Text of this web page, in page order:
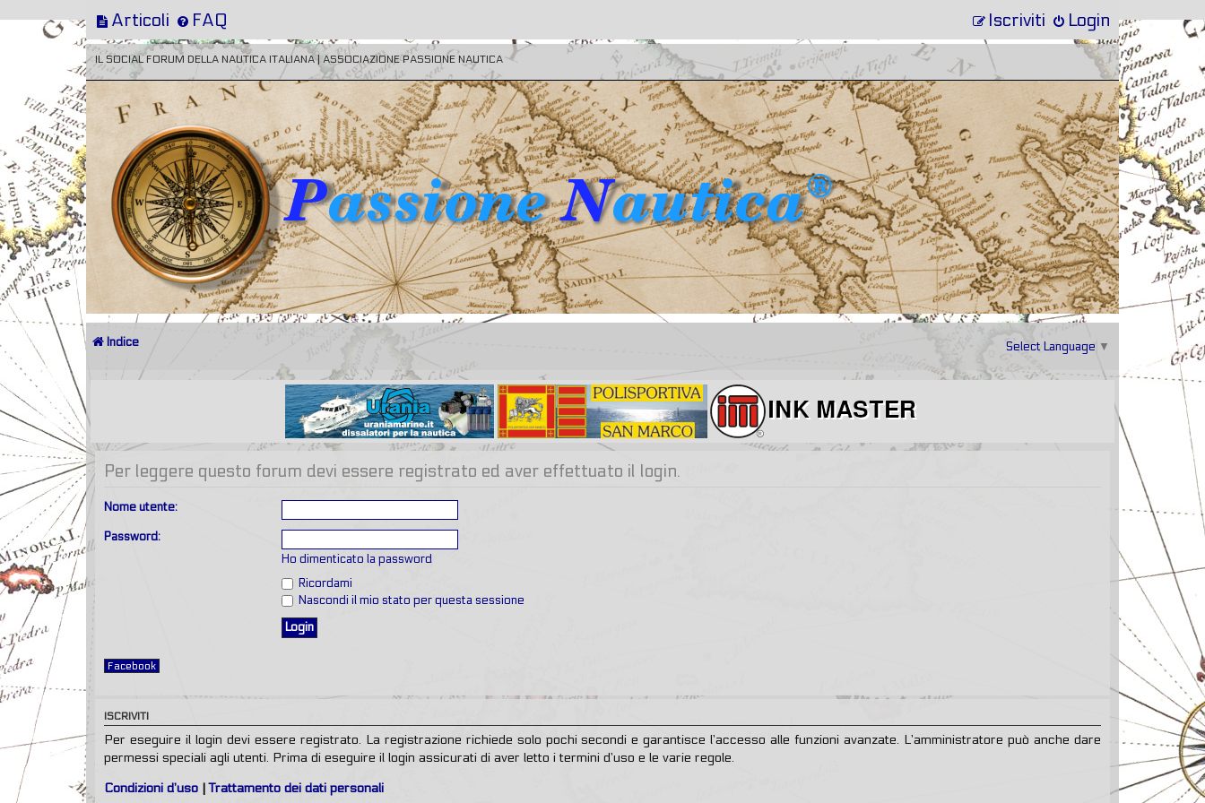
Articoli FAQ Login
Iscriviti
IL SOCIAL FORUM DELLA NAUTICA ITALIANA | ASSOCIAZIONE PASSIONE NAUTICA
Indice Select Language ▼
Per leggere questo forum devi essere registrato ed aver effettuato il login.
Nome utente:
Password:
Ho dimenticato la password
Ricordami
Nascondi il mio stato per questa sessione
Facebook
ISCRIVITI
Per eseguire il login devi essere registrato. La registrazione richiede solo pochi secondi e garantisce l’accesso alle funzioni avanzate. L’amministratore può anche dare
permessi speciali agli utenti. Prima di eseguire il login assicurati di aver letto i termini d’uso e le varie regole.
Condizioni d’uso |Trattamento dei dati personali